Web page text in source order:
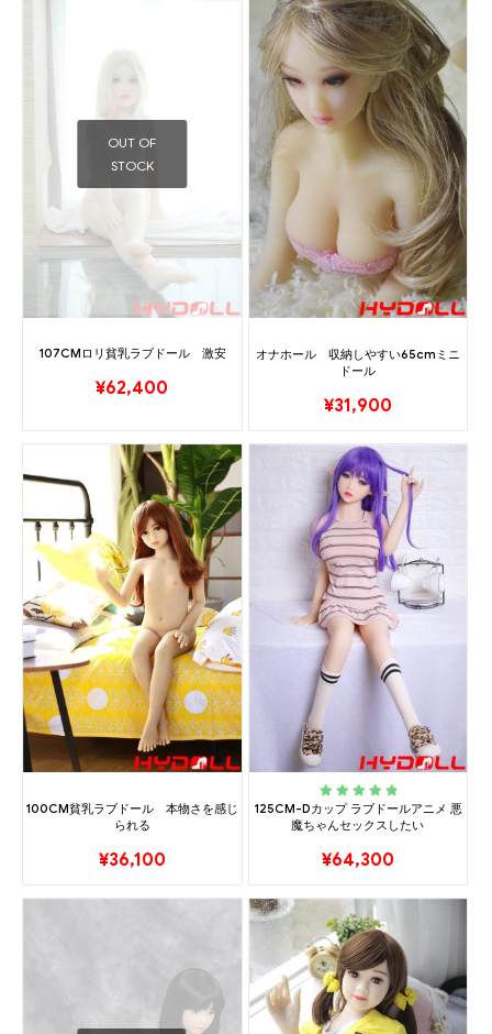
OUT OF
STOCK
107CMロリ貧乳ラブドール 激安
¥62,400
オナホール 収納しやすい65cmミニ
ドール
¥31,900
100CM貧乳ラブドール 本物さを感じ
られる
¥36,100
Rated5.00 out
of 5
125CM-Dカップ ラブドールアニメ 悪
魔ちゃんセックスしたい
¥64,300